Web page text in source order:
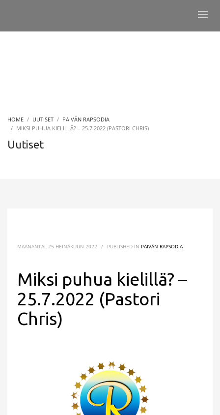
HOME UUTISET
PÄIVÄN RAPSODIA
MIKSI PUHUA KIELILLÄ? – 25.7.2022 (PASTORI CHRIS)
Uutiset
MAANANTAI, 25 HEINÄKUUN 2022 / PUBLISHED IN PÄIVÄN RAPSODIA
Miksi puhua kielillä? –
25.7.2022 (Pastori
Chris)